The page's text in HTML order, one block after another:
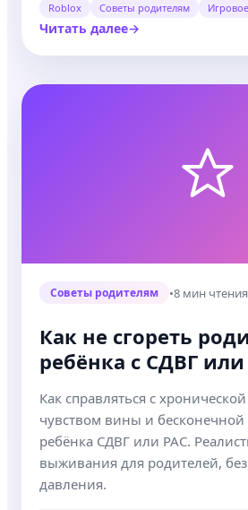
Roblox Советы родителям
Читать далее
Советы родителям •8 мин чтения
Как не сгореть
ребёнка с СДВГ
Как справляться с
чувством вины и бесконечной
ребёнка СДВГ или РАС.
выживания для родителей,
давления.